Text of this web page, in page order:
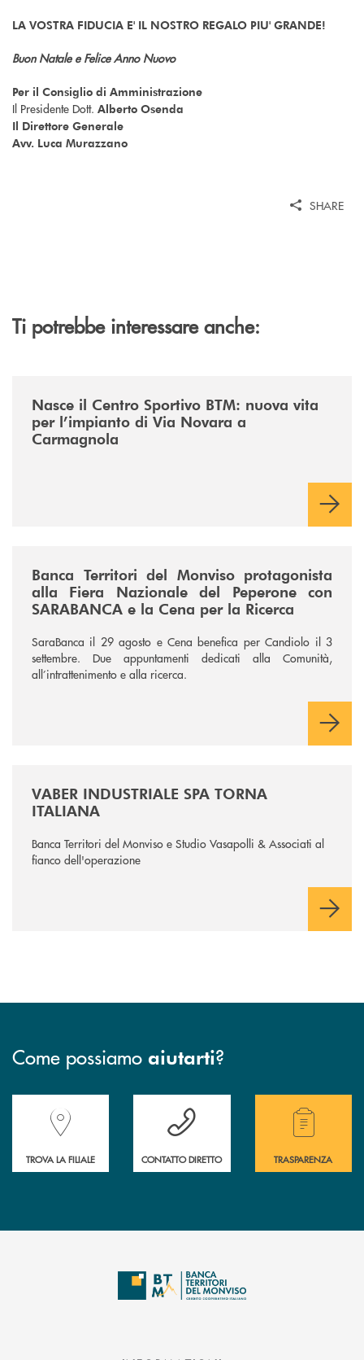
LA VOSTRA FIDUCIA E' IL NOSTRO REGALO PIU' GRANDE!
Buon Natale e Felice Anno Nuovo
Per il Consiglio di Amministrazione
Il Presidente Dott. Alberto Osenda
Il Direttore Generale
Avv. Luca Murazzano
SHARE
Ti potrebbe interessare anche:
Nasce il Centro Sportivo BTM: nuova vita
per l’impianto di Via Novara a
Carmagnola
Banca Territori del Monviso protagonista
alla Fiera Nazionale del Peperone con
SARABANCA e la Cena per la Ricerca
SaraBanca il 29 agosto e Cena benefica per Candiolo il 3
settembre. Due appuntamenti dedicati alla Comunità,
all’intrattenimento e alla ricerca.
VABER INDUSTRIALE SPA TORNA
ITALIANA
Banca Territori del Monviso e Studio Vasapolli & Associati al
fianco dell'operazione
Come possiamo aiutarti?
Accedi all' elenco completo delle filiali della Banca.
TROVA LA FILIALE
Hai bisogno di assistenza immediata?
CONTATTO DIRETTO
Hai bisogno di
TRASPARENZA